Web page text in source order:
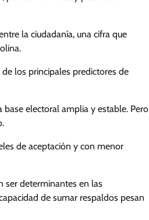
la ciudadanía, una cifra que
los principales predictores de
electoral amplia y estable. Pero
de aceptación y con menor
ser determinantes en las
de sumar respaldos pesan